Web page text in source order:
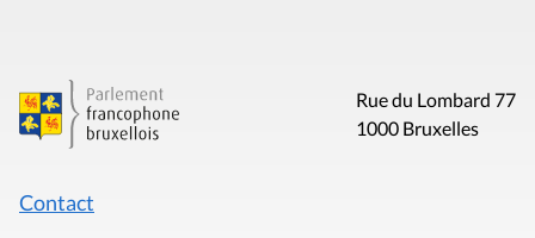
Rue du Lombard 77
1000 Bruxelles
Contact